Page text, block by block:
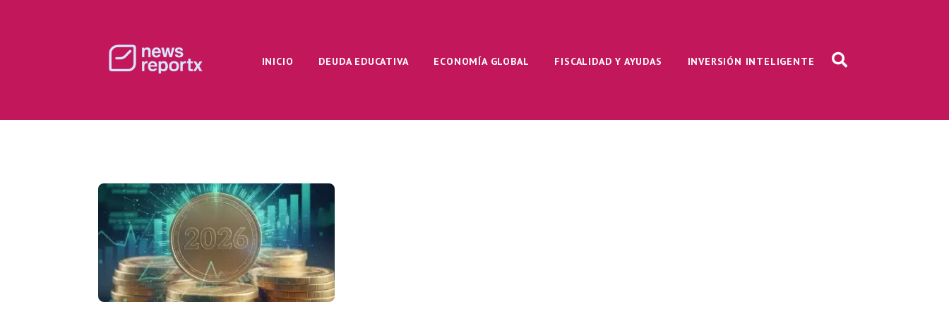
INICIO DEUDA EDUCATIVA ECONOMÍA GLOBAL FISCALIDAD Y AYUDAS INVERSIÓN INTELIGENTE